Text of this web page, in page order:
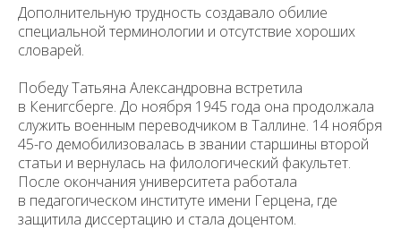
Дополнительную трудность создавало обилие
специальной терминологии и отсутствие хороших
словарей.
Победу Татьяна Александровна встретила
в Кенигсберге. До ноября 1945 года она продолжала
служить военным переводчиком в Таллине. 14 ноября
45-го демобилизовалась в звании старшины второй
статьи и вернулась на филологический факультет.
После окончания университета работала
в педагогическом институте имени Герцена, где
защитила диссертацию и стала доцентом.
Политика СПбГУ в отношении обработки
Saint Petersburg State University © 2026
Уважаемые универсанты и гости! Если
вы заметили неточность в опубликованных
сведениях, пожалуйста, сообщите об этом
на электронный адрес
Санкт-Петербургский государственный университет©
2026